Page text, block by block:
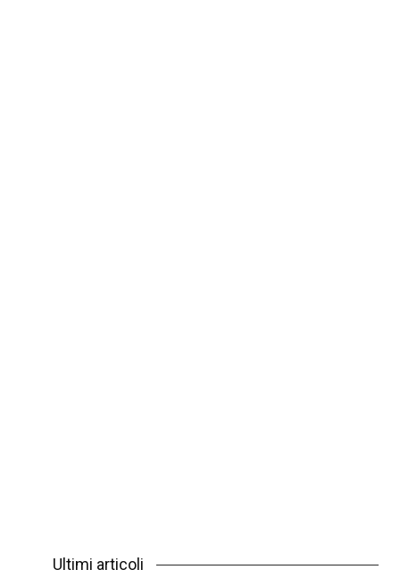
Ultimi articoli